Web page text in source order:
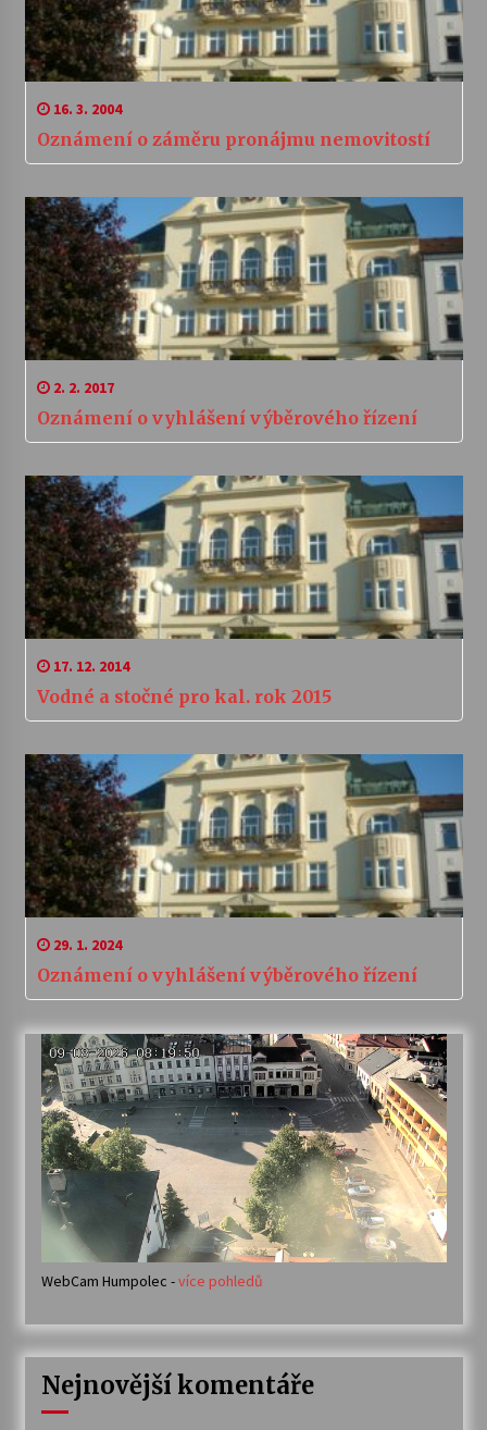
16. 3. 2004
Oznámení o záměru pronájmu nemovitostí
2. 2. 2017
Oznámení o vyhlášení výběrového řízení
17. 12. 2014
Vodné a stočné pro kal. rok 2015
29. 1. 2024
Oznámení o vyhlášení výběrového řízení
WebCam Humpolec -více pohledů
Nejnovější komentáře